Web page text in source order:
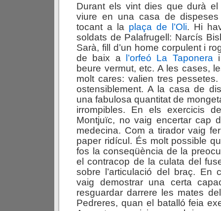
Durant els vint dies que durà el
viure en una casa de
tocant a la plaça de l’Oli. Hi
soldats de Palafrugell: Narcís
Sarà, fill d’un home corpulent i
de baix a l’orfeó La Taponera
beure vermut, etc. A les cases,
molt cares: valien tres
ostensiblement. A la casa de
una fabulosa quantitat de
irrompibles. En els exercicis
Montjuïc, no vaig encertar cap
medecina. Com a tirador vaig
paper ridícul. És molt possible
fos la conseqüència de la
el contracop de la culata del
sobre l’articulació del braç. En
vaig demostrar una certa
resguardar darrere les mates
Pedreres, quan el batalló feia